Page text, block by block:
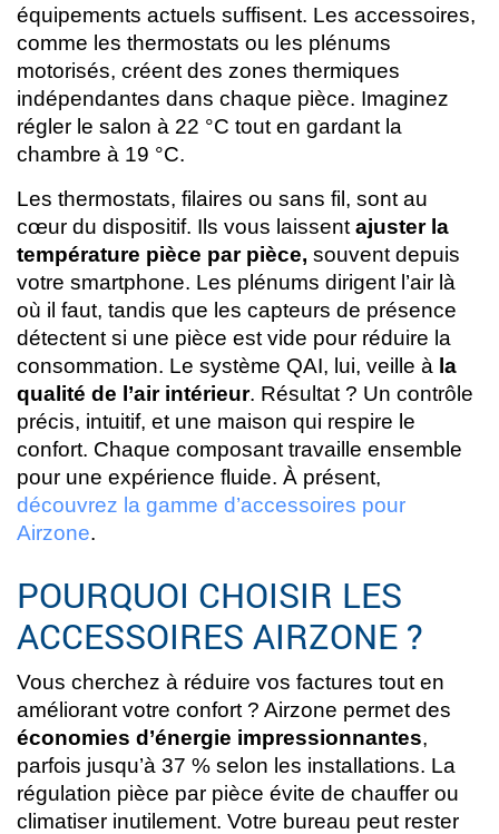
équipements actuels suffisent. Les accessoires,
comme les thermostats ou les plénums
motorisés, créent des zones thermiques
indépendantes dans chaque pièce. Imaginez
régler le salon à 22 °C tout en gardant la
chambre à 19 °C.
Les thermostats, filaires ou sans fil, sont au
cœur du dispositif. Ils vous laissent ajuster la
température pièce par pièce, souvent depuis
votre smartphone. Les plénums dirigent l’air là
où il faut, tandis que les capteurs de présence
détectent si une pièce est vide pour réduire la
consommation. Le système QAI, lui, veille à la
qualité de l’air intérieur. Résultat ? Un contrôle
précis, intuitif, et une maison qui respire le
confort. Chaque composant travaille ensemble
pour une expérience fluide. À présent,
découvrez la gamme d’accessoires pour
Airzone.
POURQUOI CHOISIR LES
ACCESSOIRES AIRZONE ?
Vous cherchez à réduire vos factures tout en
améliorant votre confort ? Airzone permet des
économies d’énergie impressionnantes,
parfois jusqu’à 37 % selon les installations. La
régulation pièce par pièce évite de chauffer ou
climatiser inutilement. Votre bureau peut rester